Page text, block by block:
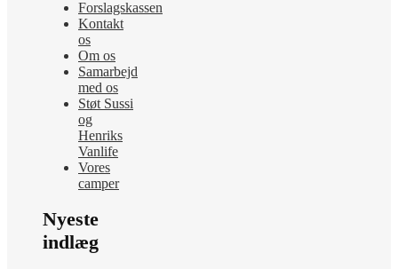
Forslagskassen
Kontakt
os
Om os
Samarbejd
med os
Støt Sussi
og
Henriks
Vanlife
Vores
camper
Nyeste
indlæg